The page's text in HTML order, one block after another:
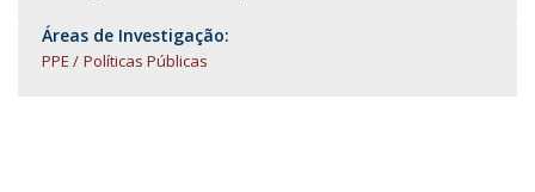
Áreas de Investigação:
PPE Políticas Públicas